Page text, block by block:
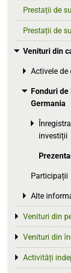
Prestații de
Prestații de
Venituri din
Toggle menu
Activele de
Toggle menu
Fonduri
Germania
Toggle menu
investiții
Toggle
Participații
Alte
Toggle menu
Venituri din
Toggle menu
Venituri din
Toggle menu
Activități
Toggle menu